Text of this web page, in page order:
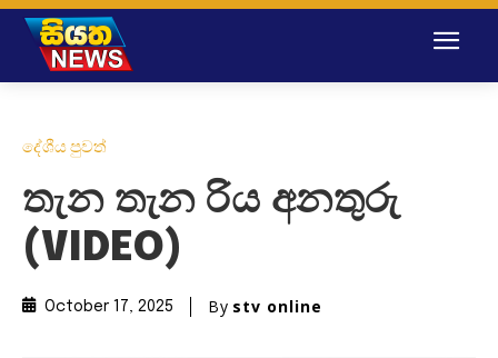
දේශීය පුවත්
තැන තැන රිය අනතුරු
(VIDEO)
October 17, 2025 By stv online